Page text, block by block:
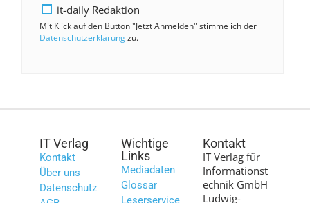
it-daily Redaktion
Mit Klick auf den Button "Jetzt Anmelden" stimme ich der
Datenschutzerklärungzu.
IT Verlag
Kontakt
Über uns
Datenschutz
Wichtige
Links
Mediadaten
Glossar
Leserservice
Kontakt
IT Verlag für
Informationst
echnik GmbH
Ludwig-